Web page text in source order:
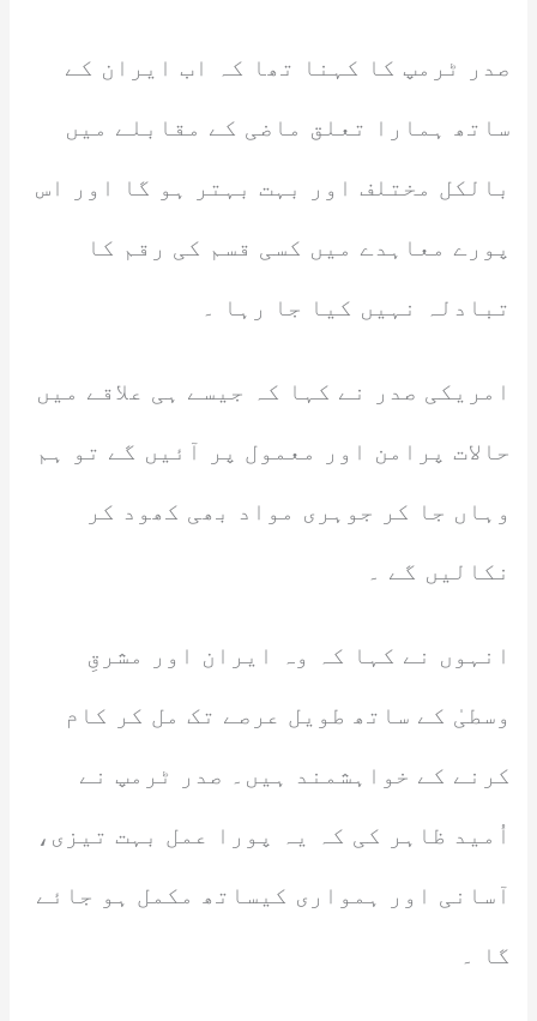
صدر ٹرمپ کا کہنا تھا کہ اب ایران کے
ساتھ ہمارا تعلق ماضی کے مقابلے میں
بالکل مختلف اور بہت بہتر ہو گا اور اس
پورے معاہدے میں کسی قسم کی رقم کا
تبادلہ نہیں کیا جا رہا ۔
امریکی صدر نے کہا کہ جیسے ہی علاقے میں
حالات پرامن اور معمول پر آئیں گے تو ہم
وہاں جا کر جوہری مواد بھی کھود کر
نکالیں گے ۔
انہوں نے کہا کہ وہ ایران اور مشرقِ
وسطیٰ کے ساتھ طویل عرصے تک مل کر کام
کرنے کے خواہشمند ہیں۔ صدر ٹرمپ نے
اُمید ظاہر کی کہ یہ پورا عمل بہت تیزی،
آسانی اور ہمواری کیساتھ مکمل ہو جائے
گا ۔